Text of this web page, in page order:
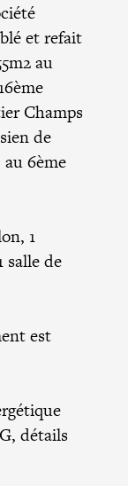
et refait
au
Champs
de
6ème
1
salle de
est
détails